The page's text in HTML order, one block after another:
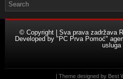
© Copyright | Sva prava zadržava
Developed by "PC Prva Pomoć"
usluga
| Theme designed by Best